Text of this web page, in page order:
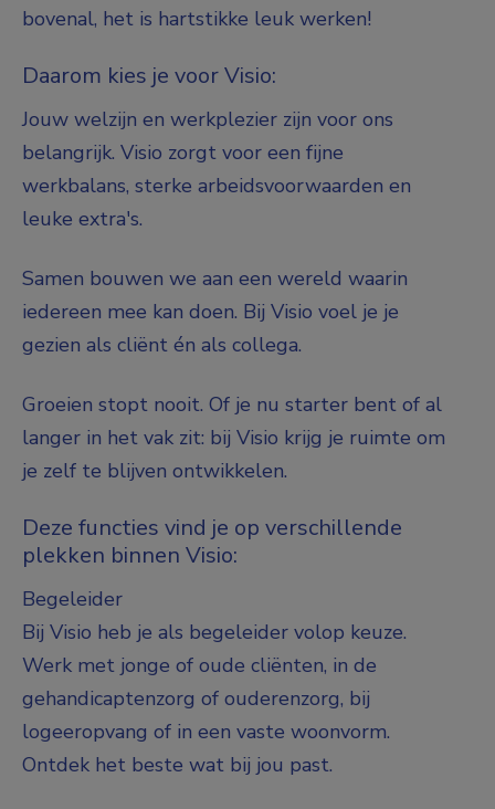
bovenal, het is hartstikke leuk werken!
Daarom kies je voor Visio:
Jouw welzijn en werkplezier zijn voor ons
belangrijk. Visio zorgt voor een fijne
werkbalans, sterke arbeidsvoorwaarden en
leuke extra's.
Samen bouwen we aan een wereld waarin
iedereen mee kan doen. Bij Visio voel je je
gezien als cliënt én als collega.
Groeien stopt nooit. Of je nu starter bent of al
langer in het vak zit: bij Visio krijg je ruimte om
je zelf te blijven ontwikkelen.
Deze functies vind je op verschillende
plekken binnen Visio:
Begeleider
Bij Visio heb je als begeleider volop keuze.
Werk met jonge of oude cliënten, in de
gehandicaptenzorg of ouderenzorg, bij
logeeropvang of in een vaste woonvorm.
Ontdek het beste wat bij jou past.